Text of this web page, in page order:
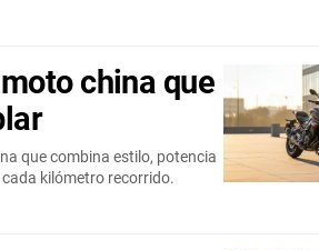
china que
que combina estilo, potencia
kilómetro recorrido.